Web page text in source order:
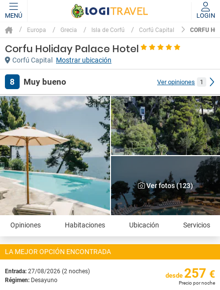
MENÚ LOGIN
Europa Grecia Isla de Corfú Corfú Capital CORFU
Corfu Holiday Palace Hotel
Corfú Capital Mostrar ubicación
8 Muy bueno Ver opiniones 1
Ver fotos (123)
Opiniones Habitaciones Ubicación Servicios
LA MEJOR OPCIÓN ENCONTRADA
Entrada: 27/08/2026 (2 noches)
Régimen: Desayuno
desde 257 €
Precio por noche